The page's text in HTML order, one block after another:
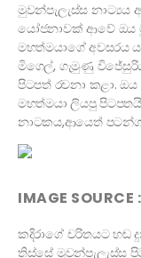
මුවන්පැලැස්ස
යෝජනාවක් ආවේ ඔය
මහත්මයාගේ අවසරය
මිගෙල්, ගැමුණු
පිටපත් රචනා කළා.
මහත්මයා ලියපු
නාටකය,ආයෙත්
IMAGE SOURCE :
කදිරාගේ චරිතයට හඬ
තිස්සේ මුවන්පැලැස්ස